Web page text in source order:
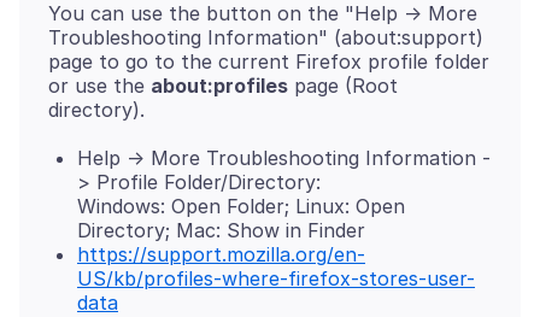
You can use the button on the "Help -> More
Troubleshooting Information" (about:support)
page to go to the current Firefox profile folder
or use the about:profiles page (Root
Help -> More Troubleshooting Information -
> Profile Folder/Directory:
Windows: Open Folder; Linux: Open
Directory; Mac: Show in Finder
https://support.mozilla.org/en-
US/kb/profiles-where-firefox-stores-user-
data